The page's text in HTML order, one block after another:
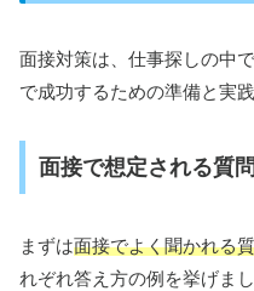
面接対策は、仕事探しの中
で成功するための準備と実
面接で想定される質
まずは面接でよく聞かれる
れぞれ答え方の例を挙げまし